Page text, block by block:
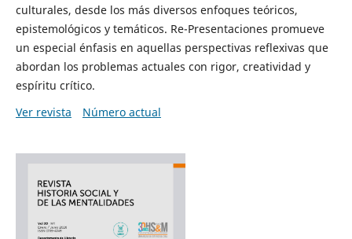
culturales, desde los más diversos enfoques teóricos,
epistemológicos y temáticos. Re-Presentaciones promueve
un especial énfasis en aquellas perspectivas reflexivas que
abordan los problemas actuales con rigor, creatividad y
espíritu crítico.
Ver revista
Número actual